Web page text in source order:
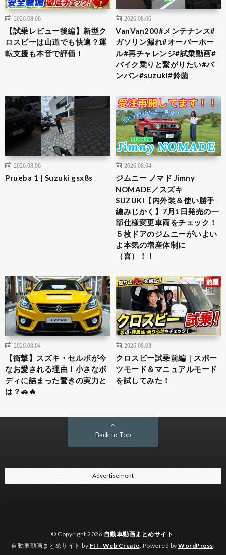
2026.08.06
【試乗レビュー後編】新型ク
ロスビーは山道でも快適？運
転支援も本音で評価！
2026.08.06
VanVan200#メンテナンス#
ガソリン漏れ#オーバーホー
ル#再チャレンジ#試乗動画#
バイク乗りと繋がりたい#バ
ンバン#suzuki#鈴菌
2026.08.06
Prueba 1 | Suzuki gsx8s
2026.08.04
ジムニー ノマド Jimny
NOMADE／スズキ
SUZUKI【内外装＆使い勝手
編みじかく】7月1日発売の一
部仕様変更車両をチェック！
５枚ドアのジムニーがいよい
よ本気の増産体制に
（喜）！！
2026.08.04
【衝撃】スズキ・セルボが今
なお愛される理由！小さなボ
ディに詰まった驚きの実力と
は？🚗🔥
2026.08.03
クロスビー試乗前編｜スポー
ツモード＆マニュアルモード
を試してみた！
Back to Top
Advertisement
© Copyright 2026 自動車動画まとめサイト.
自動車動画まとめサイト by FIT-Web Create. Powered by WordPress.